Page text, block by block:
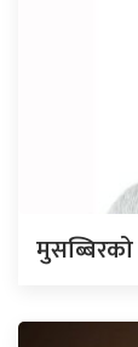
मुसब्बिरको